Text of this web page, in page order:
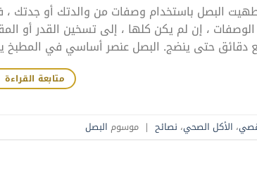
البصل باستخدام وصفات من والدتك أو جدتك
، إن لم يكن كلها ، إلى تسخين القدر أو
دقائق حتى ينضج. البصل عنصر أساسي في
متابعة القراءة
، الأكل الصحي، نصائح | موسوم البصل